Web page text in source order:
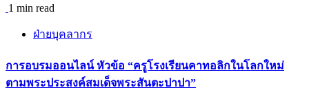
1 min read
ฝ่ายบุคลากร
การอบรมออนไลน์ หัวข้อ “ครูโรงเรียนคาทอลิกในโลกใหม่
ตามพระประสงค์สมเด็จพระสันตะปาปา”